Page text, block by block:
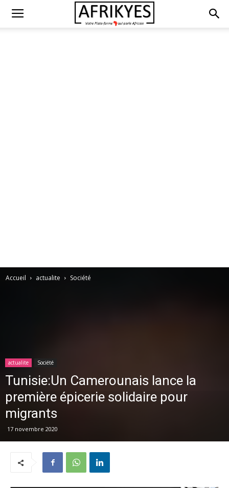
Accueil actualite Société
actualite Société
Tunisie:Un Camerounais lance la
première épicerie solidaire pour
migrants
17 novembre 2020